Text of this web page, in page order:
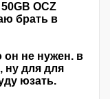
OCZ
брать в
он не нужен. в
ну для для
юзать.